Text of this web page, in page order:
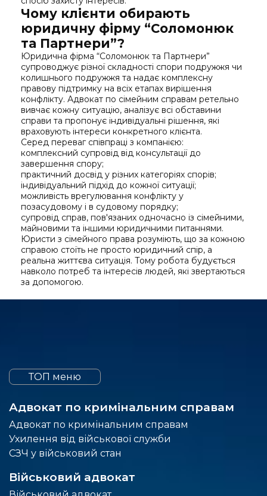
Чому клієнти обирають
юридичну фірму “Соломонюк
та Партнери”?
Юридична фірма “Соломонюк та Партнери”
супроводжує різної складності спори подружжя чи
колишнього подружжя та надає комплексну
правову підтримку на всіх етапах вирішення
конфлікту. Адвокат по сімейним справам ретельно
вивчає кожну ситуацію, аналізує всі обставини
справи та пропонує індивідуальні рішення, які
враховують інтереси конкретного клієнта.
Серед переваг співпраці з компанією:
комплексний супровід від консультації до
завершення спору;
практичний досвід у різних категоріях спорів;
індивідуальний підхід до кожної ситуації;
можливість врегулювання конфлікту у
позасудовому і в судовому порядку;
супровід справ, пов'язаних одночасно із сімейними,
майновими та іншими юридичними питаннями.
Юристи з сімейного права розуміють, що за кожною
справою стоїть не просто юридичний спір, а
реальна життєва ситуація. Тому робота будується
навколо потреб та інтересів людей, які звертаються
за допомогою.
ТОП меню
Адвокат по кримінальним справам
Адвокат по кримінальним справам
Ухилення від військової служби
СЗЧ у військовий стан
Військовий адвокат